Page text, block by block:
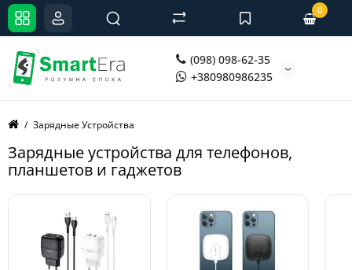
(098) 098-62-35
+380980986235
0
Зарядные Устройства
Зарядные устройства для телефонов,
планшетов и гаджетов